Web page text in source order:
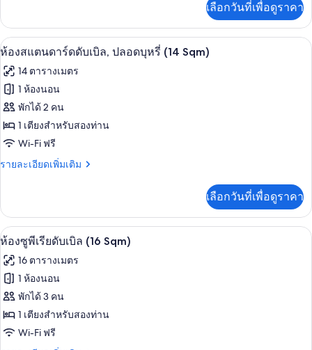
View
20
sqm
90cm
Large
Beds
เกี่ยว
กับ
Deluxe
Park
View
20
sqm
90cm
Large
Beds
เลือกวันที่เพื่อดูราคา
เปิด
ภาพถ่าย
ทั้งหมด
ของ
ห้อง
สแตนดาร์ด
ดับเบิล,
บุหรี่
(14
Sqm)
ห้องสแตนดาร์ดดับเบิล, ปลอดบุหรี่ (14
10
ห้องสแตนดาร์ดดับเบิล, ปลอดบุหรี่ (14 Sqm)
14 ตารางเมตร
1 ห้องนอน
พักได้ 2 คน
1 เตียงสำหรับสองท่าน
Wi-Fi ฟรี
รายละเอียดเพิ่มเติม
ราย
เกี่ยว
กับ
ห้อง
สแตนดาร์ด
ดับเบิล,
ปลอด
บุหรี่
(14
Sqm)
เลือกวันที่เพื่อดูราคา
เปิด
ภาพถ่าย
ทั้งหมด
ของ
ห้อง
ซู
ห้องซูพีเรียดับเบิล (16 Sqm) | ผ้านวม
11
ห้องซูพีเรียดับเบิล (16 Sqm)
16 ตารางเมตร
1 ห้องนอน
พักได้ 3 คน
1 เตียงสำหรับสองท่าน
Wi-Fi ฟรี